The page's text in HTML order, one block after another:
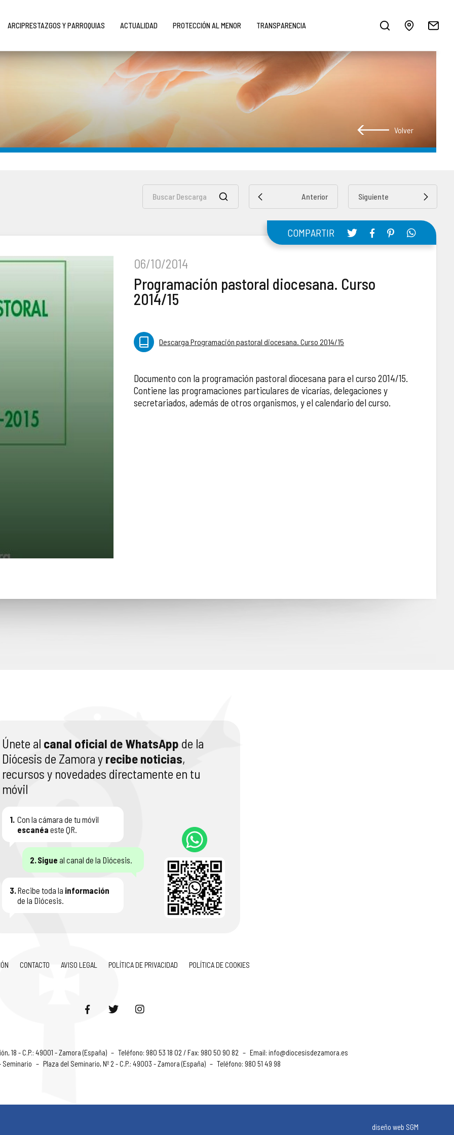
ARCIPRESTAZGOS Y PARROQUIAS ACTUALIDAD PROTECCIÓN AL MENOR TRANSPARENCIA
Volver
Anterior Siguiente
06/10/2014
COMPARTIR
Programación pastoral diocesana. Curso
2014/15
Descarga Programación pastoral diocesana. Curso 2014/15
Documento con la programación pastoral diocesana para el curso 2014/15.
Contiene las programaciones particulares de vicarías, delegaciones y
secretariados, además de otros organismos, y el calendario del curso.
Únete al canal oficial de WhatsApp de la
Diócesis de Zamora y recibe noticias,
recursos y novedades directamente en tu
móvil
1. Con la cámara de tu móvil
escanéa este QR.
2.Sigue al canal de la Diócesis.
3.Recibe toda la información
de la Diócesis.
CONTACTO AVISO LEGAL POLÍTICA DE PRIVACIDAD POLÍTICA DE COOKIES
18 - C.P.: 49001 - Zamora (España) – Teléfono: 980 53 18 02 / Fax: 980 50 90 82 – Email: info@diocesisdezamora.es
Seminario – Plaza del Seminario, Nº 2 - C.P.: 49003 - Zamora (España) – Teléfono: 980 51 49 98
diseño web SGM